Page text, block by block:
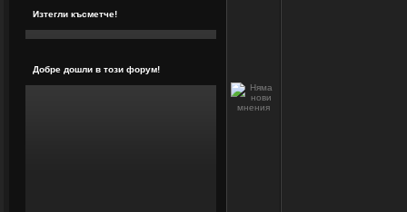
Изтегли късметче!
Добре дошли в този форум!